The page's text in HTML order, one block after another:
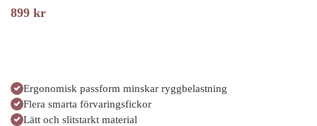
899 kr
Ergonomisk passform minskar ryggbelastning
Flera smarta förvaringsfickor
Lätt och slitstarkt material